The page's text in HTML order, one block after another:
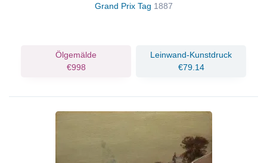
Grand Prix Tag 1887
Ölgemälde
€998
Leinwand-Kunstdruck
€79.14